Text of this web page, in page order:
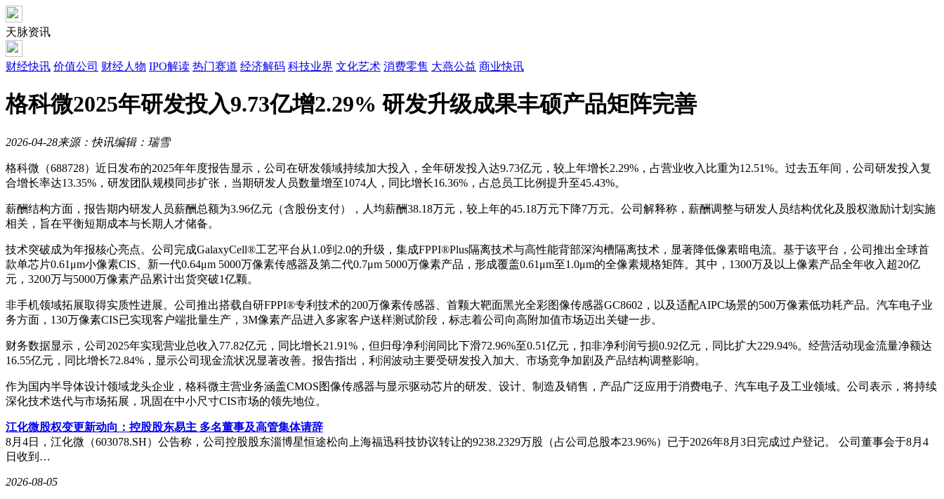
天脉资讯
财经快讯 价值公司 财经人物 IPO解读 热门赛道 经济解码 科技业界 文化艺术 消费零售 大燕公益 商业快讯
格科微2025年研发投入9.73亿增2.29% 研发升级成果丰硕产品矩阵完善
2026-04-28来源：快讯编辑：瑞雪
格科微（688728）近日发布的2025年年度报告显示，公司在研发领域持续加大投入，全年研发投入达9.73亿元，较上年增长2.29%，占营业收入比重为12.51%。过去五年间，公司研发投入复
合增长率达13.35%，研发团队规模同步扩张，当期研发人员数量增至1074人，同比增长16.36%，占总员工比例提升至45.43%。
薪酬结构方面，报告期内研发人员薪酬总额为3.96亿元（含股份支付），人均薪酬38.18万元，较上年的45.18万元下降7万元。公司解释称，薪酬调整与研发人员结构优化及股权激励计划实施
相关，旨在平衡短期成本与长期人才储备。
技术突破成为年报核心亮点。公司完成GalaxyCell®工艺平台从1.0到2.0的升级，集成FPPI®Plus隔离技术与高性能背部深沟槽隔离技术，显著降低像素暗电流。基于该平台，公司推出全球首
款单芯片0.61μm小像素CIS、新一代0.64μm 5000万像素传感器及第二代0.7μm 5000万像素产品，形成覆盖0.61μm至1.0μm的全像素规格矩阵。其中，1300万及以上像素产品全年收入超20亿
元，3200万与5000万像素产品累计出货突破1亿颗。
非手机领域拓展取得实质性进展。公司推出搭载自研FPPI®专利技术的200万像素传感器、首颗大靶面黑光全彩图像传感器GC8602，以及适配AIPC场景的500万像素低功耗产品。汽车电子业
务方面，130万像素CIS已实现客户端批量生产，3M像素产品进入多家客户送样测试阶段，标志着公司向高附加值市场迈出关键一步。
财务数据显示，公司2025年实现营业总收入77.82亿元，同比增长21.91%，但归母净利润同比下滑72.96%至0.51亿元，扣非净利润亏损0.92亿元，同比扩大229.94%。经营活动现金流量净额达
16.55亿元，同比增长72.84%，显示公司现金流状况显著改善。报告指出，利润波动主要受研发投入加大、市场竞争加剧及产品结构调整影响。
作为国内半导体设计领域龙头企业，格科微主营业务涵盖CMOS图像传感器与显示驱动芯片的研发、设计、制造及销售，产品广泛应用于消费电子、汽车电子及工业领域。公司表示，将持续
深化技术迭代与市场拓展，巩固在中小尺寸CIS市场的领先地位。
江化微股权变更新动向：控股股东易主 多名董事及高管集体请辞
8月4日，江化微（603078.SH）公告称，公司控股股东淄博星恒途松向上海福迅科技协议转让的9238.2329万股（占公司总股本23.96%）已于2026年8月3日完成过户登记。 公司董事会于8月4
日收到…
2026-08-05